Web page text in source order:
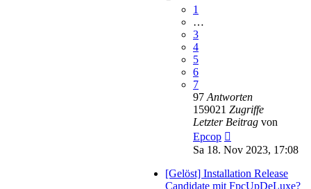
1
…
3
4
5
6
7
97 Antworten
159021 Zugriffe
Letzter Beitrag von
Epcop
Sa 18. Nov 2023, 17:08
[Gelöst] Installation Release
Candidate mit FpcUpDeLuxe?